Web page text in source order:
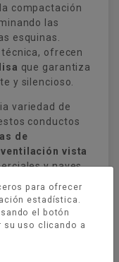
compactación
las
esquinas.
ofrecen
que garantiza
y silencioso.
variedad de
conductos
de
vista
y naves
reforzada
rigidez frente a
una
y una reducción
gracias a su
para ofrecer
estadística.
el botón
su uso clicando a